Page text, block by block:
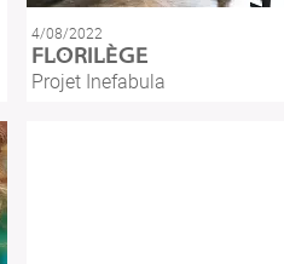
4/08/2022
FLORILÈGE
Projet Inefabula